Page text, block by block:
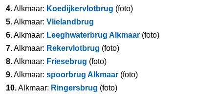
4.Alkmaar: Koedijkervlotbrug (foto)
5.Alkmaar: Vlielandbrug
6.Alkmaar: Leeghwaterbrug Alkmaar (foto)
7.Alkmaar: Rekervlotbrug (foto)
8.Alkmaar: Friesebrug (foto)
9.Alkmaar: spoorbrug Alkmaar (foto)
10.Alkmaar: Ringersbrug (foto)